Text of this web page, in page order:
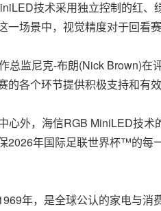
技术采用独立控制的红
场景中，视觉精度对于回看赛
总监尼克-布朗(Nick Brown)
的各个环节提供积极支持和有
心外，海信RGB MiniLED技
2026年国际足联世界杯™的每
年，是全球公认的家电与